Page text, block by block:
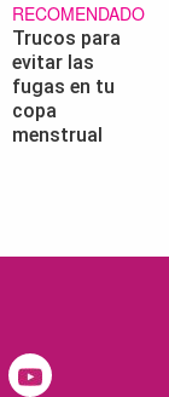
RECOMENDADO
Trucos para
evitar las
fugas en tu
copa
menstrual